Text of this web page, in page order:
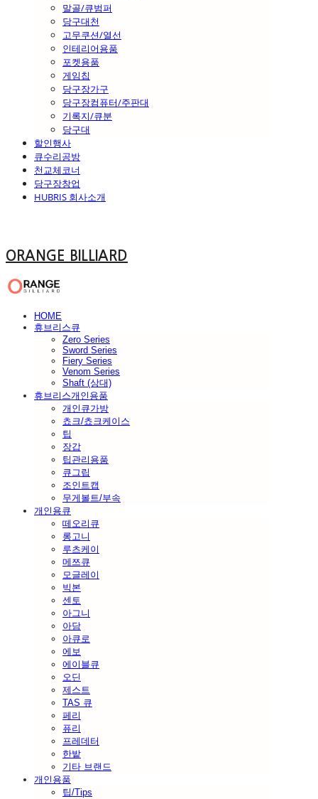
말골/큐범퍼
당구대천
고무쿠션/열선
인테리어용품
포켓용품
게임칩
당구장가구
당구장컴퓨터/주판대
기록지/큐분
당구대
할인행사
큐수리공방
천교체코너
당구장창업
HUBRIS 회사소개
ORANGE BILLIARD
HOME
휴브리스큐
Zero Series
Sword Series
Fiery Series
Venom Series
Shaft (상대)
휴브리스개인용품
개인큐가방
쵸크/쵸크케이스
팁
장갑
팁관리용품
큐그립
조인트캡
무게볼트/부속
개인용큐
떼오리큐
롱고니
루츠케이
메쯔큐
모글레이
빅본
센토
아그니
아담
아큐로
에보
에이블큐
오딘
제스트
TAS 큐
페리
퓨리
프레데터
한밭
기타 브랜드
개인용품
팁/Tips